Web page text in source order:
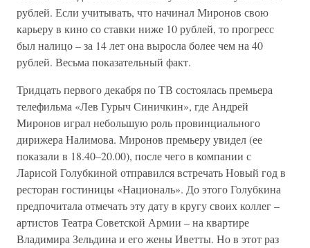
рублей. Если учитывать, что начинал Миронов свою
карьеру в кино со ставки ниже 10 рублей, то прогресс
был налицо – за 14 лет она выросла более чем на 40
рублей. Весьма показательный факт.
Тридцать первого декабря по ТВ состоялась премьера
телефильма «Лев Гурыч Синичкин», где Андрей
Миронов играл небольшую роль провинциального
дирижера Налимова. Миронов премьеру увидел (ее
показали в 18.40–20.00), после чего в компании с
Ларисой Голубкиной отправился встречать Новый год в
ресторан гостиницы «Националь». До этого Голубкина
предпочитала отмечать эту дату в кругу своих коллег –
артистов Театра Советской Армии – на квартире
Владимира Зельдина и его жены Иветты. Но в этот раз